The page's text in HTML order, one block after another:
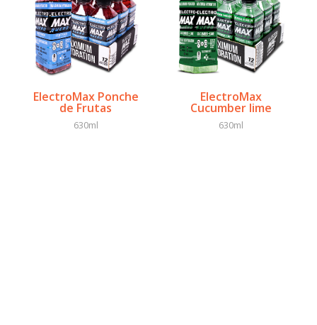
ElectroMax Ponche
de Frutas
630ml
ElectroMax
Cucumber lime
630ml